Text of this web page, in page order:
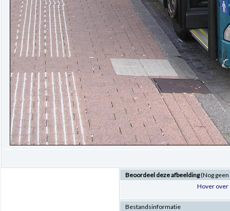
Beoordeel deze afbeelding(Nog
Hover over
Bestandsinformatie